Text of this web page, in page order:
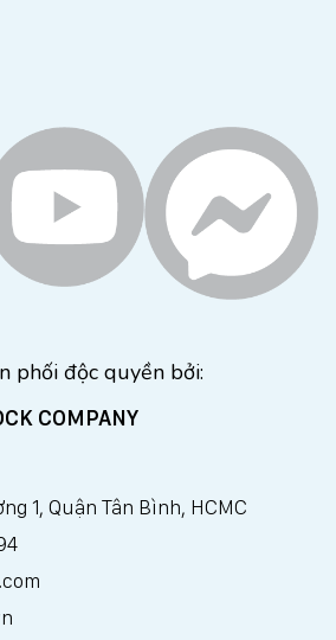
phối độc quyền bởi:
COMPANY
1, Quận Tân Bình, HCMC